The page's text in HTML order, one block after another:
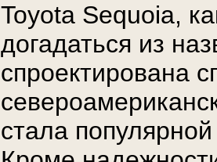
Toyota Sequoia,
догадаться из
спроектирована
стала